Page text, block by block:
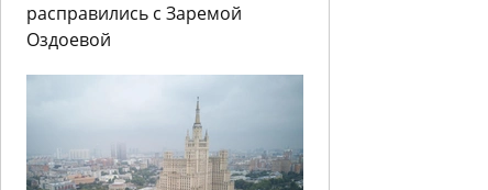
расправились с Заремой
Оздоевой